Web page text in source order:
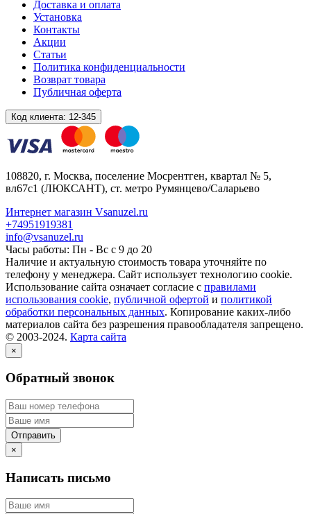
Доставка и оплата
Установка
Контакты
Акции
Статьи
Политика конфиденциальности
Возврат товара
Публичная оферта
Код клиента: 12-345
108820, г. Москва, поселение Мосрентген, квартал № 5,
вл67с1 (ЛЮКСАНТ), ст. метро Румянцево/Саларьево
Интернет магазин Vsanuzel.ru
+74951919381
info@vsanuzel.ru
Часы работы: Пн - Вс с 9 до 20
Наличие и актуальную стоимость товара уточняйте по
телефону у менеджера. Сайт использует технологию cookie.
Использование сайта означает согласие с правилами
использования cookie, публичной офертой и политикой
обработки персональных данных. Копирование каких-либо
материалов сайта без разрешения правообладателя запрещено.
© 2003-2024. Карта сайта
×
Обратный звонок
×
Написать письмо